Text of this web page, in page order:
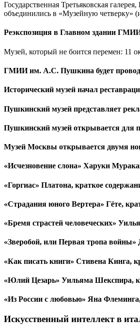
Государственная Третьяковская
объединились в «Музейную четверку»
Реэкспозиция в Главном здании
Музей, который не боится перемен: 11
ГМИИ им. А.С. Пушкина будет
Исторический музей начал
Пушкинский музей представляет
Пушкинский музей открывается для
Музей Москвы открывается двумя
«Исчезновение слона» Харуки
«Горгиас» Платона, краткое
«Страдания юного Вертера» Гёте,
«Бремя страстей человеческих»
«Зверобой, или Первая тропа
«Как писать книги» Стивена Кинга,
«Юлий Цезарь» Уильяма Шекспира,
«Из России с любовью» Яна
Искусственный интеллект в